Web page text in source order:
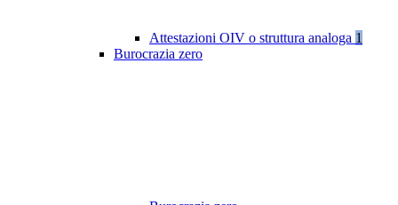
Attestazioni OIV o struttura analoga 1
Burocrazia zero